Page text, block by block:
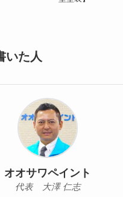
いた人
オオサワペイント
代表 大澤 仁志